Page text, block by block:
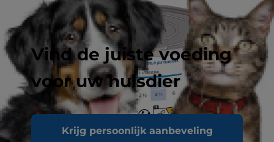
Vind de juiste voeding
voor uw huisdier
Krijg persoonlijk aanbeveling